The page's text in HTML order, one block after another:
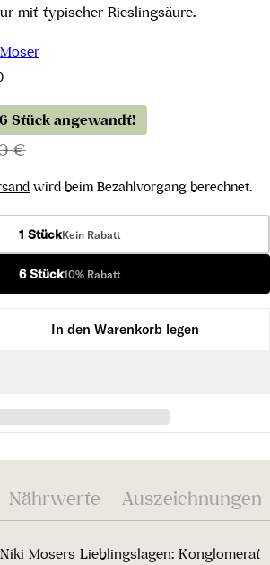
mit typischer Rieslingsäure.
Stück angewandt!
€
wird beim Bezahlvorgang berechnet.
1 StückKein Rabatt
6 Stück10% Rabatt
Ried Gebling 1ÖTW Kremstal
für Riesling Ried Gebling 1ÖTW
In den Warenkorb legen
Nährwerte Auszeichnungen
Mosers Lieblingslagen: Konglomerat